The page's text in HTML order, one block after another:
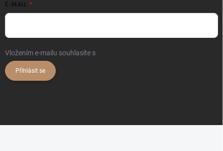
E-MAIL
Vložením e-mailu souhlasíte s
Přihlásit se